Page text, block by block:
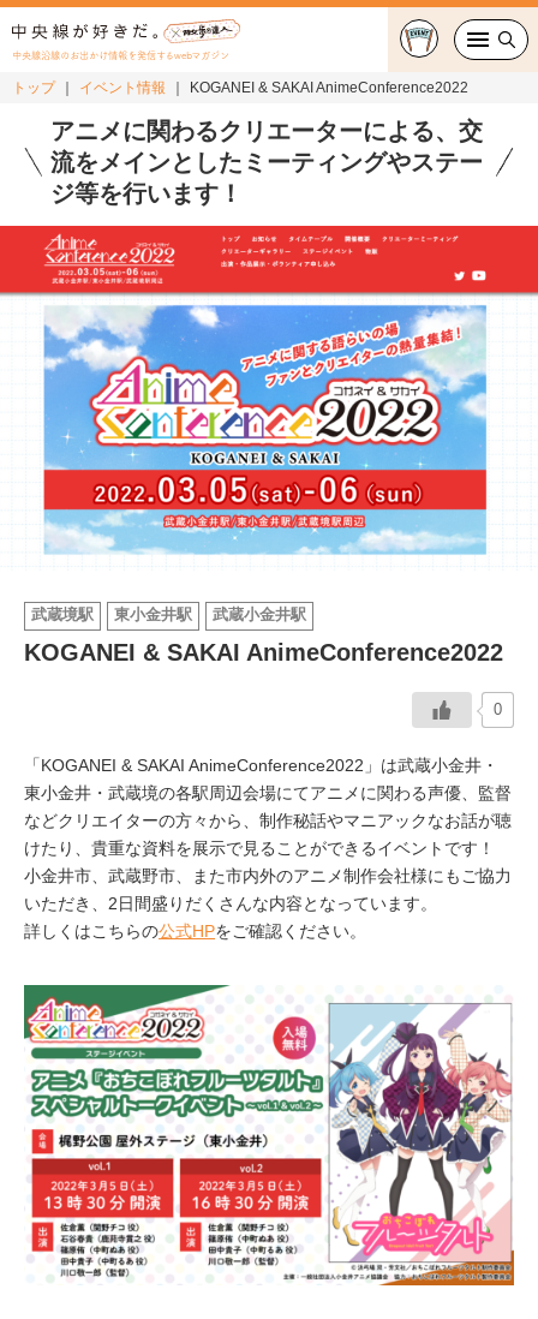
中央線沿線のお出かけ情報を発信するwebマガジン
グルメ・カフェ
スイーツ・テイクアウト
おでかけ
ショッピング
中央線カルチャー
特集
連載
中央線フェス
おしらせ
トップ イベント情報 KOGANEI & SAKAI AnimeConference2022
アニメに関わるクリエーターによる、交
流をメインとしたミーティングやステー
ジ等を行います！
武蔵境駅 東小金井駅 武蔵小金井駅
KOGANEI & SAKAI AnimeConference2022
0
「KOGANEI & SAKAI AnimeConference2022」は武蔵小金井・
東小金井・武蔵境の各駅周辺会場にてアニメに関わる声優、監督
などクリエイターの方々から、制作秘話やマニアックなお話が聴
けたり、貴重な資料を展示で見ることができるイベントです！
小金井市、武蔵野市、また市内外のアニメ制作会社様にもご協力
いただき、2日間盛りだくさんな内容となっています。
詳しくはこちらの公式HPをご確認ください。